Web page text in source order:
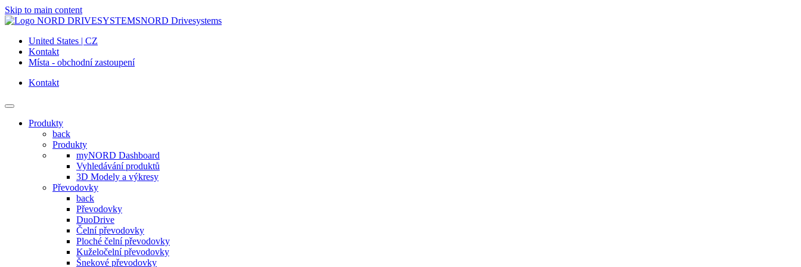
Skip to main content
NORD Drivesystems
United States | CZ
Kontakt
Místa - obchodní zastoupení
Kontakt
Produkty
back
Produkty
myNORD Dashboard
Vyhledávání produktů
3D Modely a výkresy
Převodovky
back
Převodovky
DuoDrive
Čelní převodovky
Ploché čelní převodovky
Kuželočelní převodovky
Šnekové převodovky